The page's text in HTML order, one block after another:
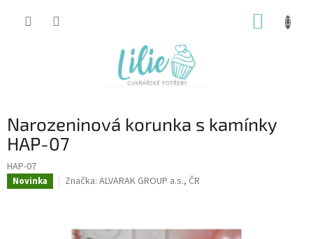
Narozeninová korunka s kamínky
HAP-07
HAP-07
Novinka Značka: ALVARAK GROUP a.s., ČR